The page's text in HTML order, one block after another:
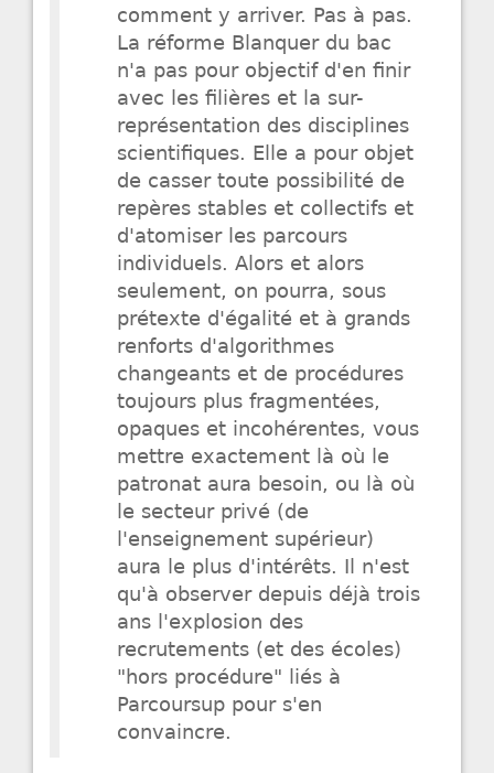
comment y arriver. Pas à pas.
La réforme Blanquer du bac
n'a pas pour objectif d'en finir
avec les filières et la sur-
représentation des disciplines
scientifiques. Elle a pour objet
de casser toute possibilité de
repères stables et collectifs et
d'atomiser les parcours
individuels. Alors et alors
seulement, on pourra, sous
prétexte d'égalité et à grands
renforts d'algorithmes
changeants et de procédures
toujours plus fragmentées,
opaques et incohérentes, vous
mettre exactement là où le
patronat aura besoin, ou là où
le secteur privé (de
l'enseignement supérieur)
aura le plus d'intérêts. Il n'est
qu'à observer depuis déjà trois
ans l'explosion des
recrutements (et des écoles)
"hors procédure" liés à
Parcoursup pour s'en
convaincre.